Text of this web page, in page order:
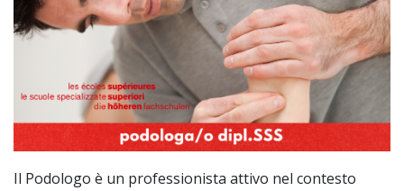
Il Podologo è un professionista attivo nel contesto